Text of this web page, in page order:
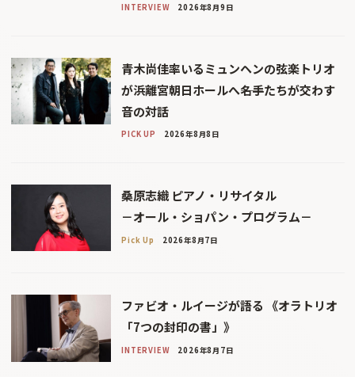
INTERVIEW 2026年8月9日
青木尚佳率いるミュンヘンの弦楽トリオ
が浜離宮朝日ホールへ――名手たちが交わす
音の対話
PICK UP 2026年8月8日
桑原志織 ピアノ・リサイタル
－オール・ショパン・プログラム－
Pick Up 2026年8月7日
ファビオ・ルイージが語る 《オラトリオ
「7つの封印の書」》
INTERVIEW 2026年8月7日